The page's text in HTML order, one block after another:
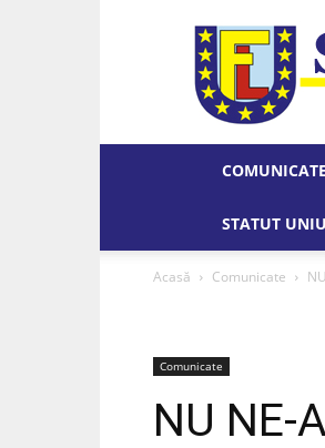
COMUNICATE
STATUT
Acasă Comunicate
Comunicate
NU NE-